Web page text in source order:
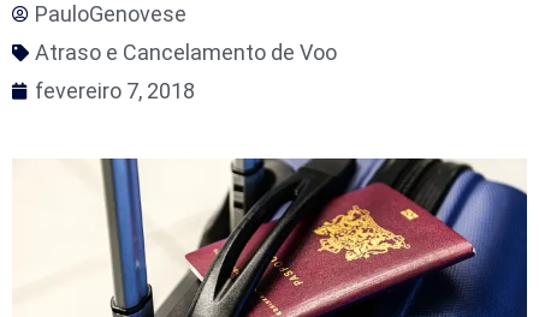
PauloGenovese
Atraso e Cancelamento de Voo
fevereiro 7, 2018